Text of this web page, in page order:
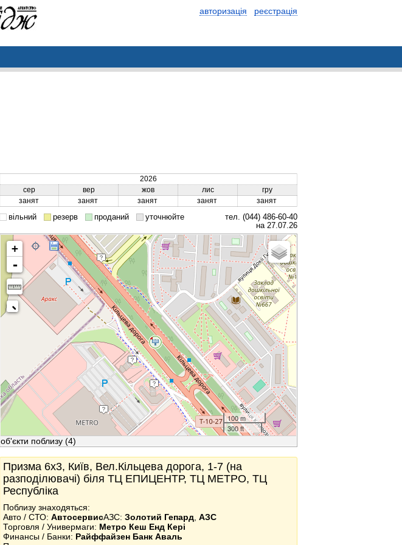
авторизація реєстрація
2026
сер
вер жов лис
гру
занят
занят занят занят занят
вільний резерв проданий уточнюйте
тел. (044) 486-60-40
на 27.07.26
+
-
100 m
300 ft
об'єкти поблизу (4)
Призма 6x3, Київ, Вел.Кільцева дорога, 1-7 (на
разподілювачі) біля ТЦ ЕПИЦЕНТР, ТЦ МЕТРО, ТЦ
Республіка
Поблизу знаходяться:
Авто / СТО: АвтосервисАЗС: Золотий Гепард АЗС
Торговля / Универмаги: Метро Кеш Енд Кері
Финансы / Банки: Райффайзен Банк Аваль